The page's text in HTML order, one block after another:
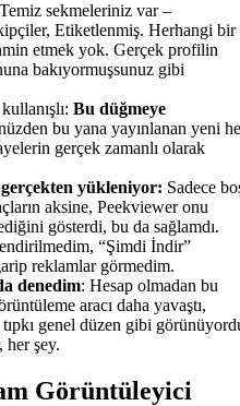
sekmeleriniz var –
Etiketlenmiş. Herhangi bir
etmek yok. Gerçek profilin
bakıyormuşsunuz gibi
Bu düğmeye
bu yana yayınlanan yeni
gerçek zamanlı olarak
yükleniyor: Sadece
aksine, Peekviewer onu
gösterdi, bu da sağlamdı.
“Şimdi İndir”
reklamlar görmedim.
denedim: Hesap olmadan bu
aracı daha yavaştı,
tıpkı genel düzen gibi
her şey.
Görüntüleyici